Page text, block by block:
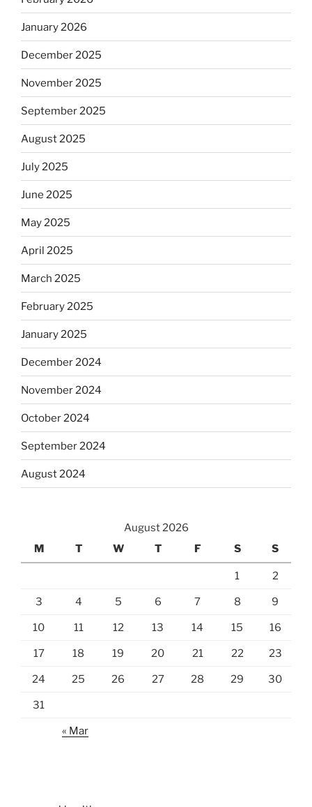
January 2026
December 2025
November 2025
September 2025
August 2025
July 2025
June 2025
May 2025
April 2025
March 2025
February 2025
January 2025
December 2024
November 2024
October 2024
September 2024
August 2024
August 2026
M
T W T F S S
1 2
3 4 5 6 7 8 9
10 11 12 13 14 15 16
17 18 19 20 21 22 23
24 25 26 27 28 29 30
31
« Mar